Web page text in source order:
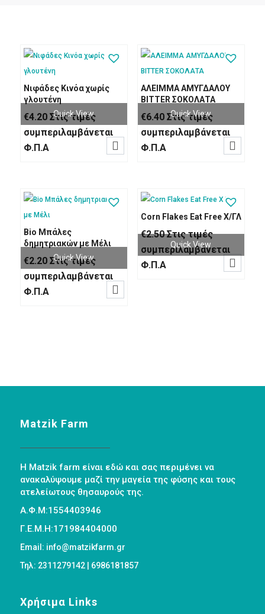
Νιφάδες Κινόα χωρίς
γλουτένη
€4.20 Στις τιμές
συμπεριλαμβάνεται
Φ.Π.Α
Quick View

ΑΛΕΙΜΜΑ ΑΜΥΓΔΑΛΟΥ
BITTER ΣΟΚΟΛΑΤΑ
€6.40 Στις τιμές
συμπεριλαμβάνεται
Φ.Π.Α
Quick View

Bio Μπάλες
δημητριακών με Μέλι
€2.20 Στις τιμές
συμπεριλαμβάνεται
Φ.Π.Α
Quick View

Corn Flakes Eat Free Χ/ΓΛ
€2.50 Στις τιμές
συμπεριλαμβάνεται
Φ.Π.Α
Quick View

Matzik Farm
Η Matzik farm είναι εδώ και σας περιμένει να
ανακαλύψουμε μαζί την μαγεία της φύσης και τους
ατελείωτους θησαυρούς της.
Α.Φ.Μ:1554403946
Γ.Ε.Μ.Η:171984404000
Email: info@matzikfarm.gr
Τηλ: 2311279142 | 6986181857
Χρήσιμα Links